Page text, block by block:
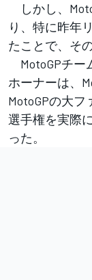
しかし、
り、特に昨年
たことで、そ
MotoGPチー
ホーナーは、
MotoGPの大
選手権を実際
った。